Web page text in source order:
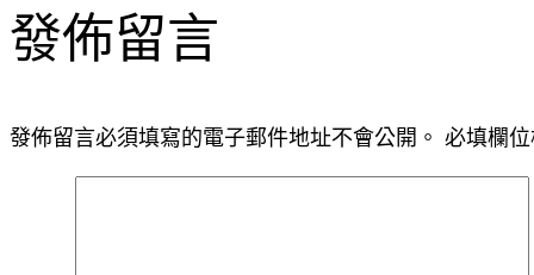
發佈留言
發佈留言必須填寫的電子郵件地址不會公開。 必填欄